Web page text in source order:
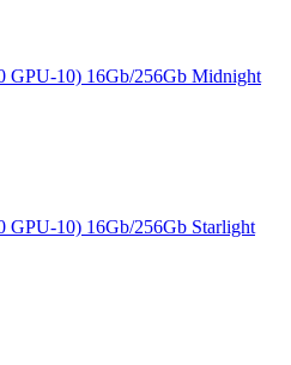
10) 16Gb/256Gb Midnight
10) 16Gb/256Gb Starlight